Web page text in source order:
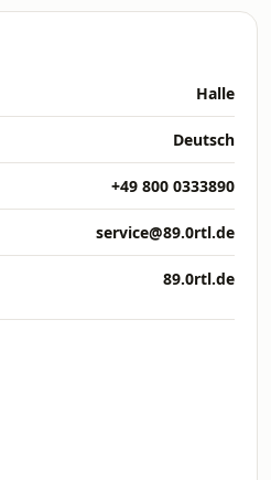
Halle
Deutsch
+49 800 0333890
service@89.0rtl.de
89.0rtl.de